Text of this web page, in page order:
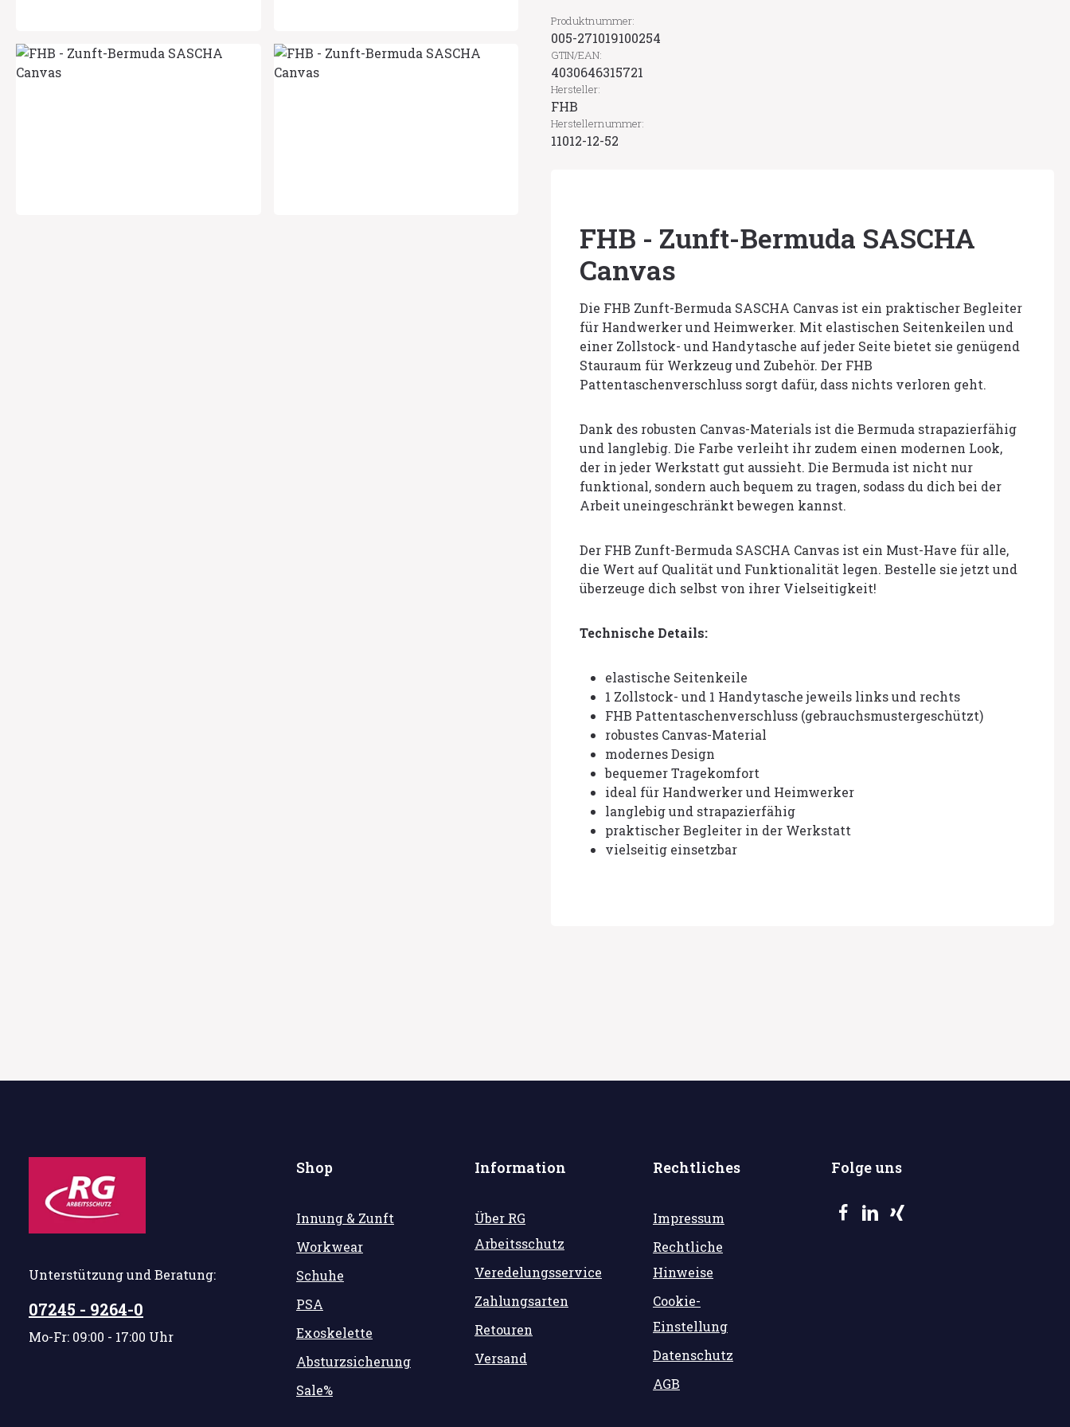
Produktnummer:
005-271019100254
GTIN/EAN:
4030646315721
Hersteller:
FHB
Herstellernummer:
11012-12-52
FHB - Zunft-Bermuda SASCHA
Canvas
Die FHB Zunft-Bermuda SASCHA Canvas ist ein praktischer Begleiter
für Handwerker und Heimwerker. Mit elastischen Seitenkeilen und
einer Zollstock- und Handytasche auf jeder Seite bietet sie genügend
Stauraum für Werkzeug und Zubehör. Der FHB
Pattentaschenverschluss sorgt dafür, dass nichts verloren geht.
Dank des robusten Canvas-Materials ist die Bermuda strapazierfähig
und langlebig. Die Farbe verleiht ihr zudem einen modernen Look,
der in jeder Werkstatt gut aussieht. Die Bermuda ist nicht nur
funktional, sondern auch bequem zu tragen, sodass du dich bei der
Arbeit uneingeschränkt bewegen kannst.
Der FHB Zunft-Bermuda SASCHA Canvas ist ein Must-Have für alle,
die Wert auf Qualität und Funktionalität legen. Bestelle sie jetzt und
überzeuge dich selbst von ihrer Vielseitigkeit!
Technische Details:
elastische Seitenkeile
1 Zollstock- und 1 Handytasche jeweils links und rechts
FHB Pattentaschenverschluss (gebrauchsmustergeschützt)
robustes Canvas-Material
modernes Design
bequemer Tragekomfort
ideal für Handwerker und Heimwerker
langlebig und strapazierfähig
praktischer Begleiter in der Werkstatt
vielseitig einsetzbar
Unterstützung und Beratung:
07245 - 9264-0
Mo-Fr: 09:00 - 17:00 Uhr
Shop
Innung & Zunft
Workwear
Schuhe
PSA
Exoskelette
Absturzsicherung
Sale%
Information
Über RG
Arbeitsschutz
Veredelungsservice
Zahlungsarten
Retouren
Versand
Rechtliches
Impressum
Rechtliche
Hinweise
Cookie-
Einstellung
Datenschutz
AGB
Folge uns